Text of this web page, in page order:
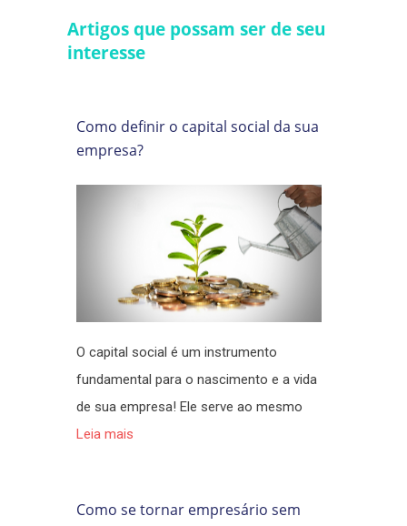
Artigos que possam ser de seu
interesse
Como definir o capital social da sua
empresa?
O capital social é um instrumento
fundamental para o nascimento e a vida
de sua empresa! Ele serve ao mesmo
Leia mais
Como se tornar empresário sem